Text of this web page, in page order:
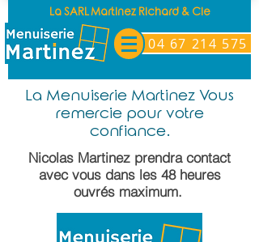
La SARL Martinez Richard & Cie
04 67 214 575
La Menuiserie Martinez Vous
remercie pour votre
confiance.
Nicolas Martinez prendra contact
avec vous dans les 48 heures
ouvrés maximum.